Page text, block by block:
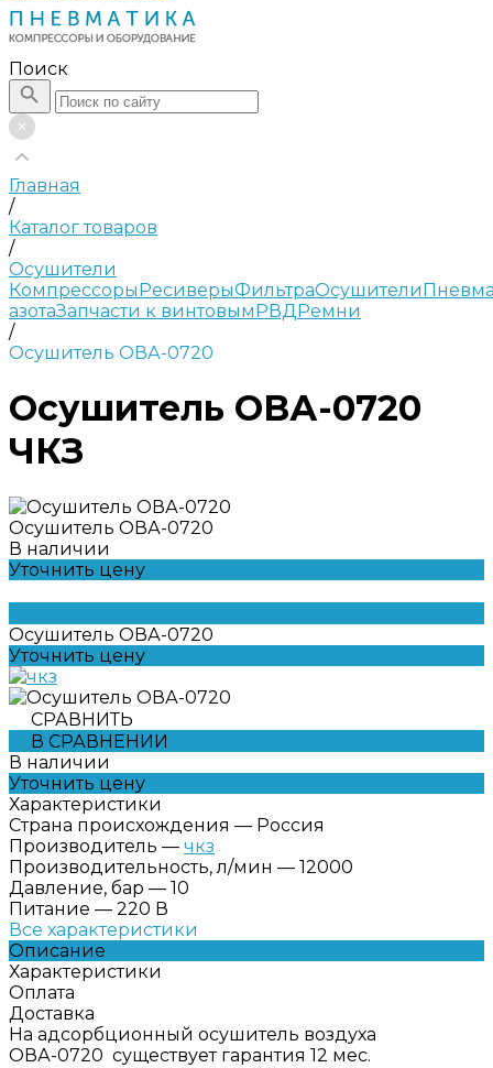
Поиск
Главная
/
Каталог товаров
/
Осушители
КомпрессорыРесиверыФильтраОсушители
азотаЗапчасти к винтовымРВДРемни
/
Осушитель ОВА-0720
Осушитель ОВА-0720
ЧКЗ
Осушитель ОВА-0720
В наличии
Уточнить цену
Осушитель ОВА-0720
Уточнить цену
СРАВНИТЬ
В СРАВНЕНИИ
В наличии
Уточнить цену
Характеристики
Страна происхождения — Россия
Производитель — чкз
Производительность, л/мин — 12000
Давление, бар — 10
Питание — 220 В
Все характеристики
Описание
Характеристики
Оплата
Доставка
На адсорбционный осушитель воздуха
ОВА-0720 существует гарантия 12 мес.